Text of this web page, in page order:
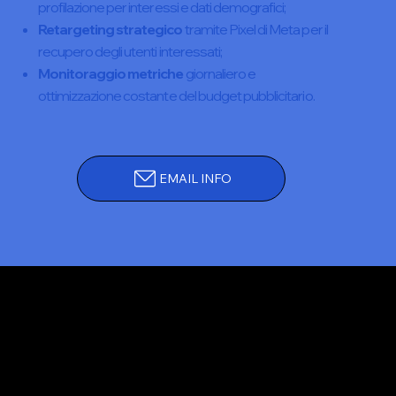
EMAIL INFO
profilazione per interessi e dati demografici;
Retargeting strategicotramite Pixel di Meta per il
recupero degli utenti interessati;
Monitoraggio metriche giornaliero e
ottimizzazione costante del budget pubblicitario.